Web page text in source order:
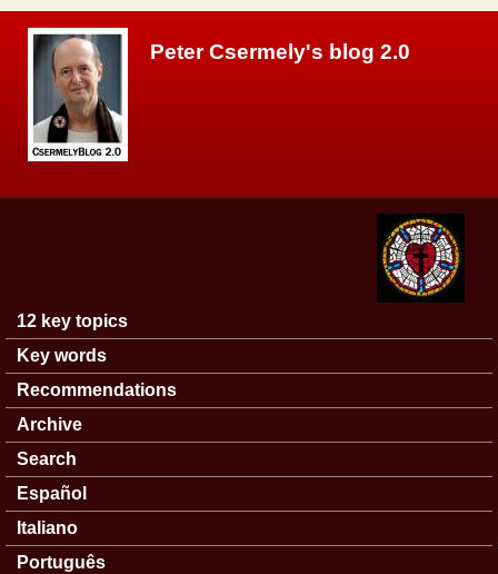
Peter Csermely's blog 2.0
Main menu
12 key topics
Key words
Recommendations
Archive
Search
Español
Italiano
Português